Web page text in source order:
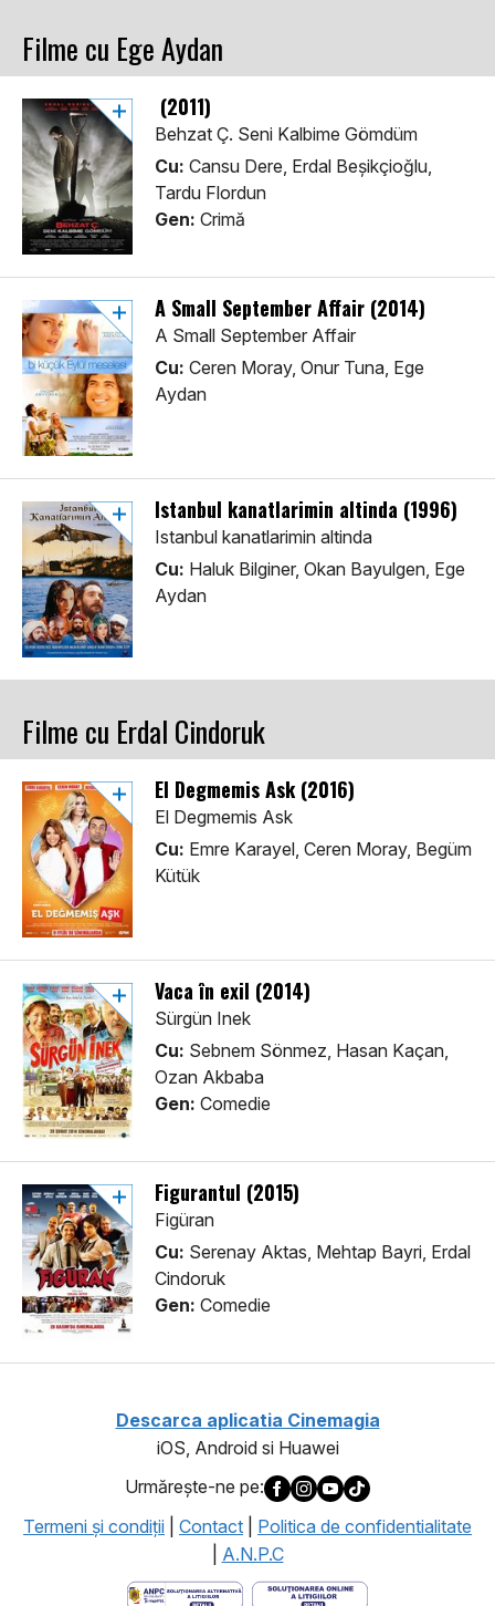
Filme cu Ege Aydan
(2011)
Behzat Ç. Seni Kalbime Gömdüm
Cu: Cansu Dere, Erdal Beșikçioğlu,
Tardu Flordun
Gen: Crimă
A Small September Affair (2014)
A Small September Affair
Cu: Ceren Moray, Onur Tuna, Ege
Aydan
Istanbul kanatlarimin altinda (1996)
Istanbul kanatlarimin altinda
Cu: Haluk Bilginer, Okan Bayulgen, Ege
Aydan
Filme cu Erdal Cindoruk
El Degmemis Ask (2016)
El Degmemis Ask
Cu: Emre Karayel, Ceren Moray, Begüm
Kütük
Vaca în exil (2014)
Sürgün Inek
Cu: Sebnem Sönmez, Hasan Kaçan,
Ozan Akbaba
Gen: Comedie
Figurantul (2015)
Figüran
Cu: Serenay Aktas, Mehtap Bayri, Erdal
Cindoruk
Gen: Comedie
Descarca aplicatia Cinemagia
iOS, Android si Huawei
Urmăreşte-ne pe:
Termeni şi condiţii
Contact
Politica de confidentialitate
A.N.P.C